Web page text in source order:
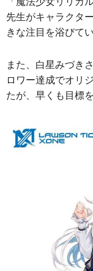
先生がキャラクタ
きな注目を浴びてい
また、白星みづき
ロワー達成でオリ
たが、早くも目標